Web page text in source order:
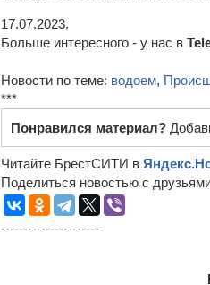
17.07.2023.
Больше интересного - у нас в
Новости по теме: водоем,
***
Понравился материал?
Читайте БрестСИТИ в
Поделиться новостью с
----------------------